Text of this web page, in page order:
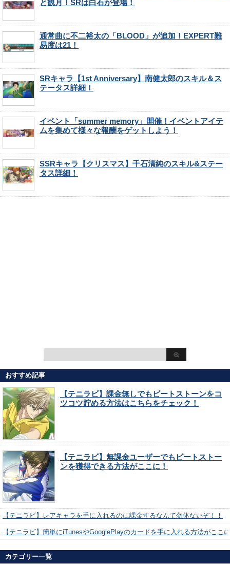
と観月！SRは白石が登場！
通常曲に不二裕太の「BLOOD」が追加！EXPERT難
易度は21！
SRキャラ【1st Anniversary】南健太郎のスキル＆ス
テータス詳細！
イベント「summer memory」開催！イベントアイテ
ムを集めて様々な報酬をゲットしよう！
SSRキャラ【クリスマス】千石清純のスキル&ステー
タス詳細！
おすすめ記事
【テニラビ】課金無しでもビートストーンをコ
ツコツ貯める方法はこちらをチェック！
【テニラビ】無課金ユーザーでもビートストー
ンを獲得できる方法がここに！
【テニラビ】レアキャラを手に入れるのに課金するなんて勿体ないぞ！！
【テニラビ】簡単にiTunesやGooglePlayのカードを手に入れる方法がここ
カテゴリー一覧